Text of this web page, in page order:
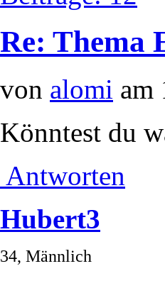
Re: Thema
von alomi am
Könntest du
Antworten
Hubert3
34, Männlich